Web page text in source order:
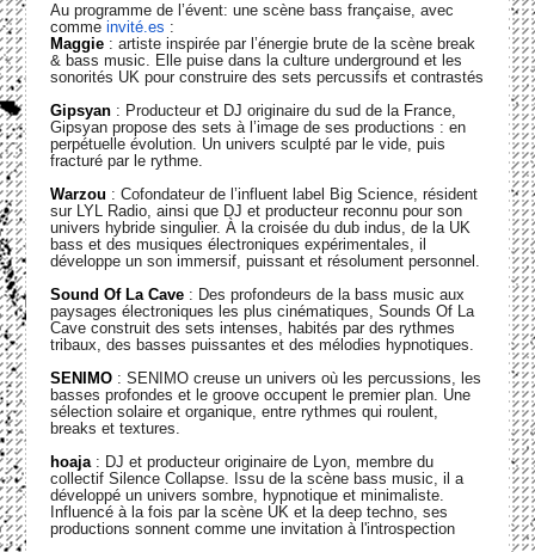
Au programme de l’évent: une scène bass française, avec
comme invité.es :
Maggie : artiste inspirée par l’énergie brute de la scène break
& bass music. Elle puise dans la culture underground et les
sonorités UK pour construire des sets percussifs et contrastés
Gipsyan: Producteur et DJ originaire du sud de la France,
Gipsyan propose des sets à l’image de ses productions : en
perpétuelle évolution. Un univers sculpté par le vide, puis
fracturé par le rythme.
Warzou : Cofondateur de l’influent label Big Science, résident
sur LYL Radio, ainsi que DJ et producteur reconnu pour son
univers hybride singulier. À la croisée du dub indus, de la UK
bass et des musiques électroniques expérimentales, il
développe un son immersif, puissant et résolument personnel.
Sound Of La Cave : Des profondeurs de la bass music aux
paysages électroniques les plus cinématiques, Sounds Of La
Cave construit des sets intenses, habités par des rythmes
tribaux, des basses puissantes et des mélodies hypnotiques.
SENIMO: SENIMO creuse un univers où les percussions, les
basses profondes et le groove occupent le premier plan. Une
sélection solaire et organique, entre rythmes qui roulent,
breaks et textures.
hoaja: DJ et producteur originaire de Lyon, membre du
collectif Silence Collapse. Issu de la scène bass music, il a
développé un univers sombre, hypnotique et minimaliste.
Influencé à la fois par la scène UK et la deep techno, ses
productions sonnent comme une invitation à l'introspection